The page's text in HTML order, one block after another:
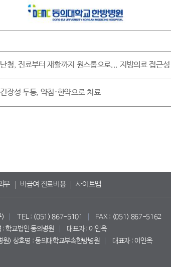
청, 진료부터 재활까지 원스톱으로... 지방의료 접근성
장성 두통, 약침·한약으로 치료
무 비급여 진료비용 사이트맵
) TEL : (051) 867-5101
FAX : (051) 867-5162
: 학교법인 동의병원
대표자 : 이인옥
원) 상호명 : 동의대학교부속한방병원 대표자 : 이인옥